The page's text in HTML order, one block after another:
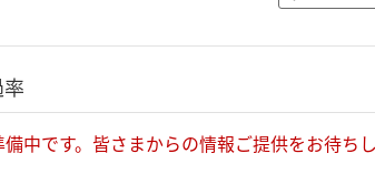
みんなのIT業界新卒就職人気企業ランキング
28卒 IT・DX企業特集 27卒 IT・DX企業特集
中です。皆さまからの情報ご提供をお待ち